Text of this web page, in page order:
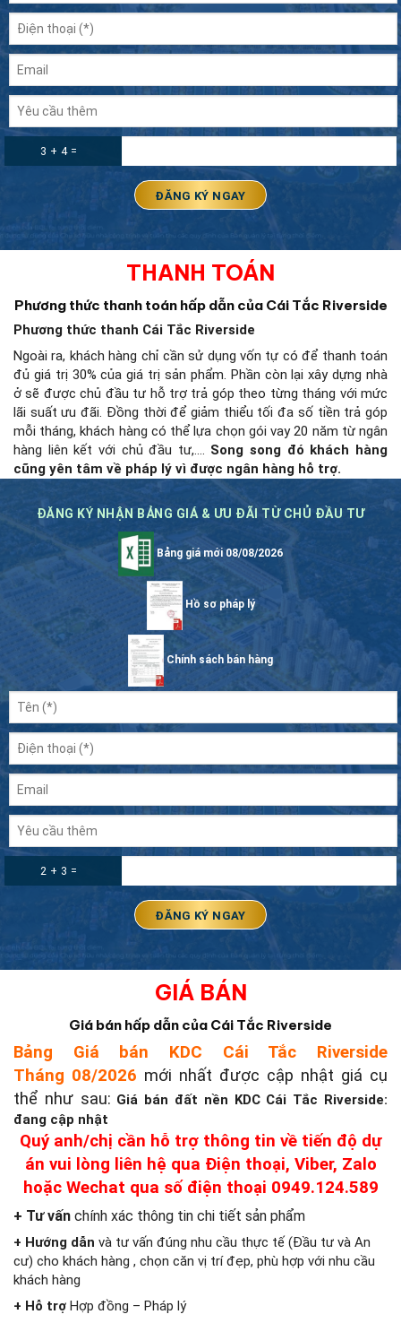
3 + 4 =
THANH TOÁN
Phương thức thanh toán hấp dẫn của Cái Tắc Riverside
Phương thức thanh Cái Tắc Riverside
Ngoài ra, khách hàng chỉ cần sử dụng vốn tự có để thanh toán
đủ giá trị 30% của giá trị sản phẩm. Phần còn lại xây dựng nhà
ở sẽ được chủ đầu tư hỗ trợ trả góp theo từng tháng với mức
lãi suất ưu đãi. Đồng thời để giảm thiểu tối đa số tiền trả góp
mỗi tháng, khách hàng có thể lựa chọn gói vay 20 năm từ ngân
hàng liên kết với chủ đầu tư,…. Song song đó khách hàng
cũng yên tâm về pháp lý vì được ngân hàng hỗ trợ.
ĐĂNG KÝ NHẬN BẢNG GIÁ & ƯU ĐÃI TỪ CHỦ ĐẦU TƯ
Bảng giá mới 08/08/2026
Hồ sơ pháp lý
Chính sách bán hàng
2 + 3 =
GIÁ BÁN
Giá bán hấp dẫn của Cái Tắc Riverside
Bảng Giá bán KDC Cái Tắc Riverside
Tháng 08/2026 mới nhất được cập nhật giá cụ
thể như sau: Giá bán đất nền KDC Cái Tắc Riverside:
đang cập nhật
Quý anh/chị cần hỗ trợ thông tin về tiến độ dự
án vui lòng liên hệ qua Điện thoại, Viber, Zalo
hoặc Wechat qua số điện thoại 0949.124.589
+ Tư vấn chính xác thông tin chi tiết sản phẩm
+ Hướng dẫn và tư vấn đúng nhu cầu thực tế (Đầu tư và An
cư) cho khách hàng , chọn căn vị trí đẹp, phù hợp với nhu cầu
khách hàng
+ Hỗ trợ Hợp đồng – Pháp lý